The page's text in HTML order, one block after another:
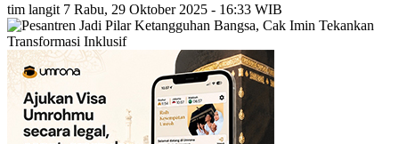
tim langit 7 Rabu, 29 Oktober 2025 - 16:33 WIB